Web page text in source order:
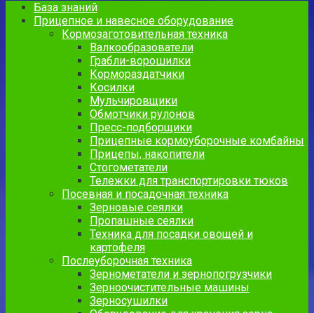
База знаний
Прицепное и навесное оборудование
Кормозаготовительная техника
Валкообразователи
Грабли-ворошилки
Кормораздатчики
Косилки
Мульчировщики
Обмотчики рулонов
Пресс-подборщики
Прицепные кормоуборочные комбайны
Прицепы, накопители
Стогометатели
Тележки для транспортировки тюков
Посевная и посадочная техника
Зерновые сеялки
Пропашные сеялки
Техника для посадки овощей и
картофеля
Послеуборочная техника
Зернометатели и зернопогрузчики
Зерноочистительные машины
Зерносушилки